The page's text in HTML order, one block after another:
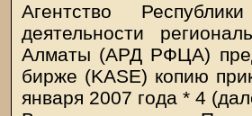
Агентство
деятельности
Алматы (АРД РФЦА)
бирже (KASE) копию
января 2007 года * 4